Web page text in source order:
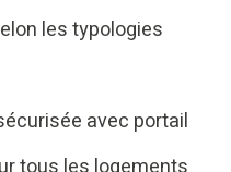
les typologies
avec portail